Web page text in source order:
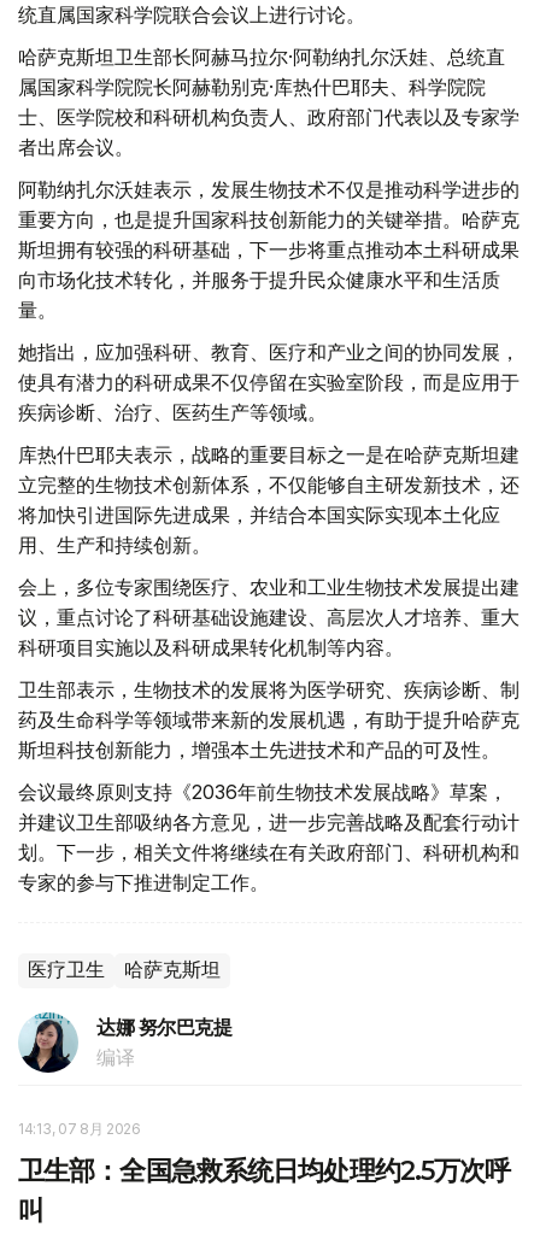
统直属国家科学院联合会议上进行讨论。
哈萨克斯坦卫生部长阿赫马拉尔·阿勒纳扎尔沃娃、总统直
属国家科学院院长阿赫勒别克·库热什巴耶夫、科学院院
士、医学院校和科研机构负责人、政府部门代表以及专家学
者出席会议。
阿勒纳扎尔沃娃表示，发展生物技术不仅是推动科学进步的
重要方向，也是提升国家科技创新能力的关键举措。哈萨克
斯坦拥有较强的科研基础，下一步将重点推动本土科研成果
向市场化技术转化，并服务于提升民众健康水平和生活质
量。
她指出，应加强科研、教育、医疗和产业之间的协同发展，
使具有潜力的科研成果不仅停留在实验室阶段，而是应用于
疾病诊断、治疗、医药生产等领域。
库热什巴耶夫表示，战略的重要目标之一是在哈萨克斯坦建
立完整的生物技术创新体系，不仅能够自主研发新技术，还
将加快引进国际先进成果，并结合本国实际实现本土化应
用、生产和持续创新。
会上，多位专家围绕医疗、农业和工业生物技术发展提出建
议，重点讨论了科研基础设施建设、高层次人才培养、重大
科研项目实施以及科研成果转化机制等内容。
卫生部表示，生物技术的发展将为医学研究、疾病诊断、制
药及生命科学等领域带来新的发展机遇，有助于提升哈萨克
斯坦科技创新能力，增强本土先进技术和产品的可及性。
会议最终原则支持《2036年前生物技术发展战略》草案，
并建议卫生部吸纳各方意见，进一步完善战略及配套行动计
划。下一步，相关文件将继续在有关政府部门、科研机构和
专家的参与下推进制定工作。
医疗卫生 哈萨克斯坦
达娜 努尔巴克提
编译
14:13, 07 8月 2026
卫生部：全国急救系统日均处理约2.5万次呼
叫